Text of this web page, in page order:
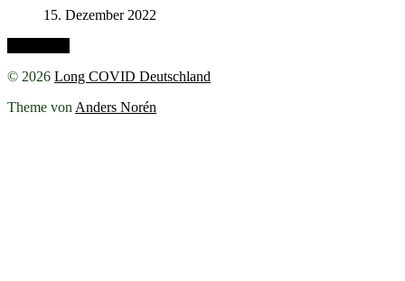
15. Dezember 2022
© 2026 Long COVID Deutschland
Theme von Anders Norén